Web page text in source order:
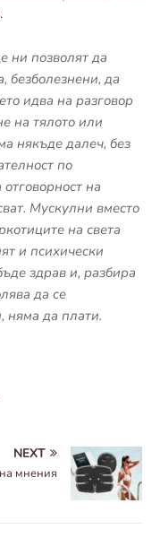
ни позволят да
безболезнени, да
идва на разговор
на тялото или
някъде далеч, без
по
на
Мускулни вместо
на света
и психически
здрав и, разбира
да се
няма да плати.
NEXT
мнения